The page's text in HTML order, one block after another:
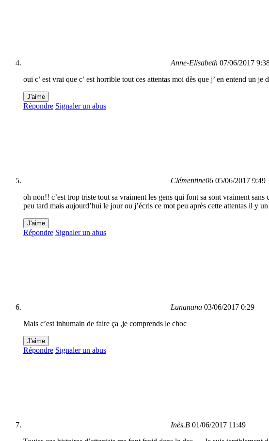
Anne-Elisabeth 07/06/2017
oui c’ est vrai que c’ est horrible tout ces attentas moi dès que j’ en entend un
J'aime
Répondre Signaler un abus
Clémentine06 05/06/2017 9:49
oh non!! c’est trop triste tout sa vraiment les gens qui font sa sont vraiment
peu tard mais aujourd’hui le jour ou j’écris ce mot peu après cette attentas il y
J'aime
Répondre Signaler un abus
Lunanana 03/06/2017 0:29
Mais c’est inhumain de faire ça ,je comprends le choc
J'aime
Répondre Signaler un abus
Inès.B 01/06/2017 11:49